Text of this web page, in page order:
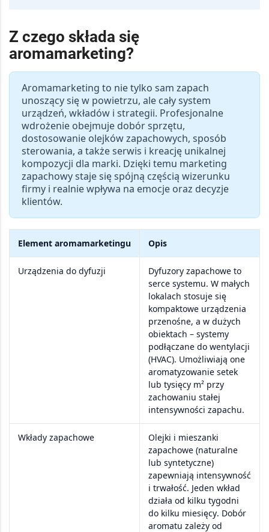
Z czego składa się
aromamarketing?
Aromamarketing to nie tylko sam zapach
unoszący się w powietrzu, ale całysystem
urządzeń, wkładów i strategii. Profesjonalne
wdrożenie obejmuje dobór sprzętu,
dostosowanie olejków zapachowych, sposób
sterowania, a takżeserwis i kreację unikalnej
kompozycji dla marki. Dzięki temu marketing
zapachowystaje się spójną częścią wizerunku
firmy i realnie wpływa na emocje oraz decyzje
klientów.
Element aromamarketingu Opis
Urządzenia do dyfuzji Dyfuzory zapachowe to
serce systemu. W małych
lokalach stosuje się
kompaktowe urządzenia
przenośne, a w dużych
obiektach – systemy
podłączane do wentylacji
(HVAC). Umożliwiają one
aromatyzowanie setek
lub tysięcy m² przy
zachowaniu stałej
intensywności zapachu.
Wkłady zapachowe
Olejki i mieszanki
zapachowe (naturalne
lub syntetyczne)
zapewniają intensywność
i trwałość. Jeden wkład
działa od kilku tygodni
do kilku miesięcy. Dobór
aromatu zależy od